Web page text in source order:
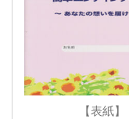
【表紙】